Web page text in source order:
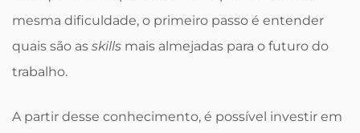
mesma dificuldade, o primeiro passo é entender
quais são as skills mais almejadas para o futuro do
trabalho.
A partir desse conhecimento, é possível investir em